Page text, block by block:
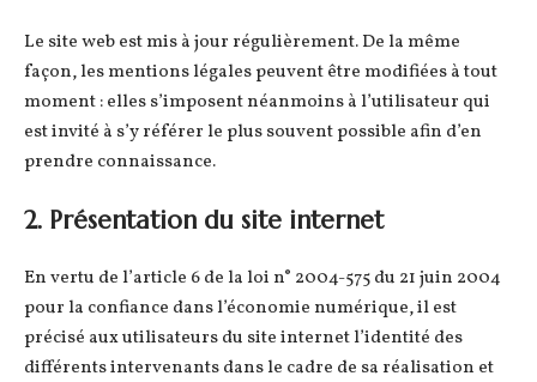
Le site web est mis à jour régulièrement. De la même
façon, les mentions légales peuvent être modifiées à tout
moment : elles s’imposent néanmoins à l’utilisateur qui
est invité à s’y référer le plus souvent possible afin d’en
prendre connaissance.
2. Présentation du site internet
En vertu de l’article 6 de la loi n° 2004-575 du 21 juin 2004
pour la confiance dans l’économie numérique, il est
précisé aux utilisateurs du site internet l’identité des
différents intervenants dans le cadre de sa réalisation et